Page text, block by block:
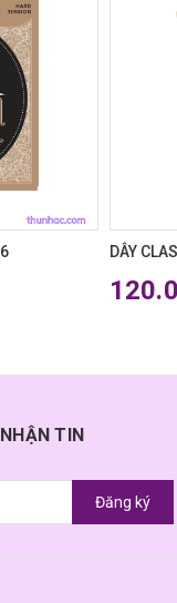
DÂY
TIN
Đăng ký